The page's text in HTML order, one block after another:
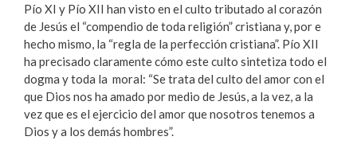
Pío XI y Pío XII han visto en el culto tributado al corazón
de Jesús el “compendio de toda religión” cristiana y, por e
hecho mismo, la “regla de la perfección cristiana”. Pío XII
ha precisado claramente cómo este culto sintetiza todo el
dogma y toda la moral: “Se trata del culto del amor con el
que Dios nos ha amado por medio de Jesús, a la vez, a la
vez que es el ejercicio del amor que nosotros tenemos a
Dios y a los demás hombres”.